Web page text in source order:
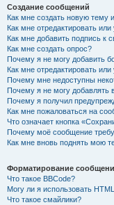
Создание сообщений
Как мне создать новую тему
Как мне отредактировать
Как мне добавить подпись к
Как мне создать опрос?
Почему я не могу добавить
Как мне отредактировать
Почему мне недоступны
Почему я не могу добавлять
Почему я получил
Как мне пожаловаться на
Что означает кнопка
Почему моё сообщение
Как мне вновь поднять мою
Форматирование
Что такое BBCode?
Могу ли я использовать
Что такое смайлики?